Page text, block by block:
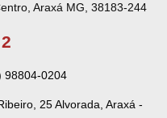
Araxá MG, 38183-244
98804-0204
25 Alvorada, Araxá -